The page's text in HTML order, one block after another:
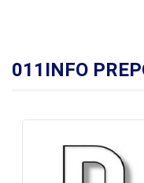
011INFO